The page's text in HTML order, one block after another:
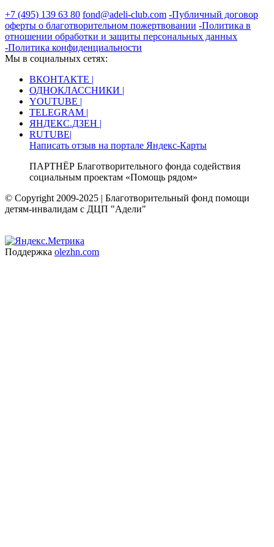
+7 (495) 139 63 80 fond@adeli-club.com -Публичный договор
оферты о благотворительном пожертвовании -Политика в
отношении обработки и защиты персональных данных
-Политика конфиденциальности
Мы в социальных сетях:
ВКОНТАКТЕ |
ОДНОКЛАССНИКИ |
YOUTUBE |
TELEGRAM |
ЯНДЕКС.ДЗЕН |
RUTUBE|
Написать отзыв на портале Яндекс-Карты
ПАРТНЁР Благотворительного фонда содействия
социальным проектам «Помощь рядом»
© Copyright 2009-2025 | Благотворительный фонд помощи
детям-инвалидам с ДЦП "Адели"
Поддержка olezhn.com